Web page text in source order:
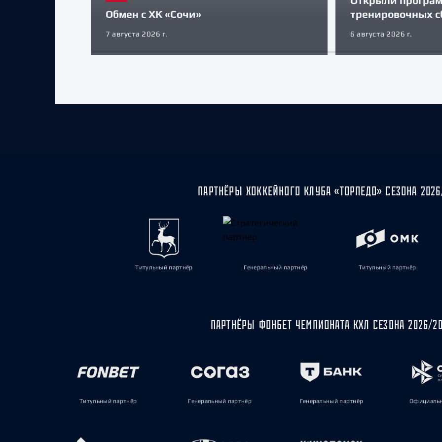
Обмен с ХК «Сочи»
7 августа 2026 г.
тренировочных
6 августа 2026 г.
ПАРТНЁРЫ ХОККЕЙНОГО КЛУБА «ТОРПЕДО» СЕЗОНА
Титульный партнёр Генеральный партнёр Титульный партнёр
ПАРТНЁРЫ ФОНБЕТ ЧЕМПИОНАТА КХЛ СЕЗОНА 2026/
Титульный партнёр Генеральный партнёр Генеральный партнёр